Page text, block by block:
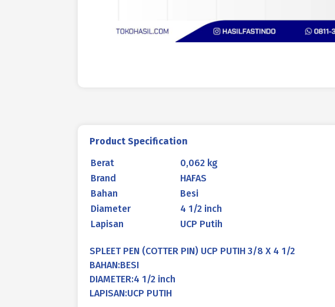
Product Specification
Berat
0,062 kg
Brand
HAFAS
Bahan
Besi
Diameter
4 1/2 inch
Lapisan
UCP Putih
SPLEET PEN (COTTER PIN) UCP PUTIH 3/8 X 4 1/2
BAHAN:BESI
DIAMETER:4 1/2 inch
LAPISAN:UCP PUTIH